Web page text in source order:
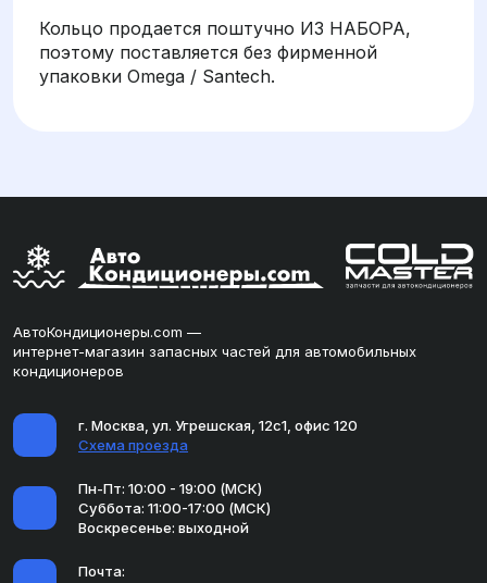
Кольцо продается поштучно ИЗ НАБОРА,
поэтому поставляется без фирменной
упаковки Omega / Santech.
АвтоКондиционеры.com —
интернет-магазин запасных частей для автомобильных
кондиционеров
г. Москва, ул. Угрешская, 12с1, офис 120
Схема проезда
Пн-Пт: 10:00 - 19:00 (МСК)
Суббота: 11:00-17:00 (МСК)
Воскресенье: выходной
Почта: